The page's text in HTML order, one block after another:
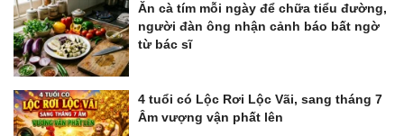
Ăn cà tím mỗi ngày để chữa tiểu đường,
người đàn ông nhận cảnh báo bất ngờ
từ bác sĩ
4 tuổi có Lộc Rơi Lộc Vãi, sang tháng 7
Âm vượng vận phất lên